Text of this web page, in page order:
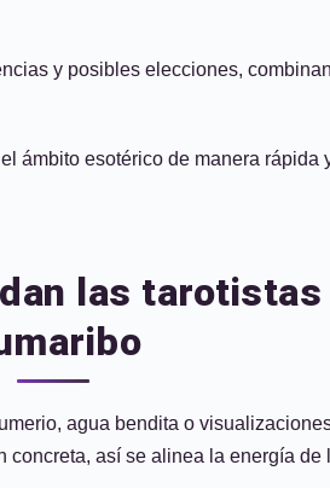
y posibles elecciones,
esotérico de manera
las
agua bendita o
así se alinea la energía